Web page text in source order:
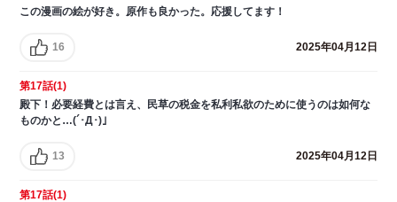
この漫画の絵が好き。原作も良かった。応援してます！
16 2025年04月12日
第17話(1)
殿下！必要経費とは言え、民草の税金を私利私欲のために使うのは如何な
ものかと…(´･Д･)」
13 2025年04月12日
第17話(1)